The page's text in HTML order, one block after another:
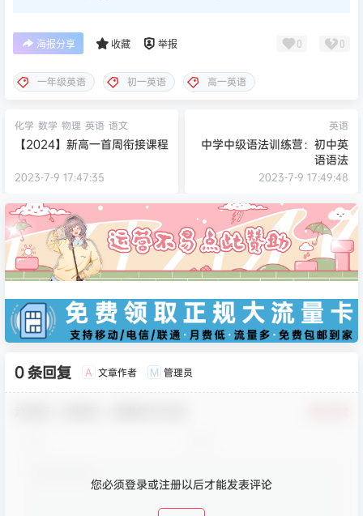
海报分享 收藏 举报 0 0
一年级英语 初一英语 高一英语
化学 数学 物理 英语 语文
【2024】新高一首周衔接课程
2023-7-9 17:47:35
英语
中学中级语法训练营：初中英
语语法
2023-7-9 17:49:48
0 条回复 A 文章作者 M 管理员
您必须登录或注册以后才能发表评论